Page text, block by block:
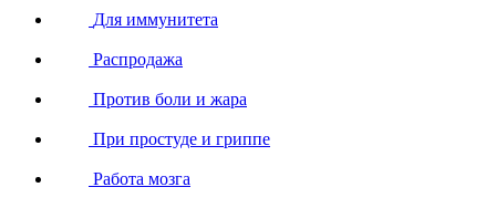
Для иммунитета
Распродажа
Против боли и жара
При простуде и гриппе
Работа мозга